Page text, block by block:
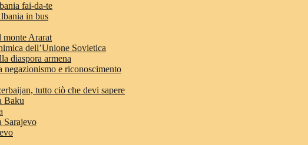
fai-da-te
in bus
monte Ararat
dell’Unione Sovietica
diaspora armena
negazionismo e riconoscimento
tutto ciò che devi sapere
Baku
Sarajevo